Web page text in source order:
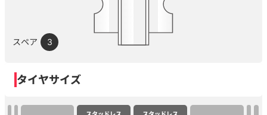
スペア 3
タイヤサイズ
スタッドレス スタッドレス